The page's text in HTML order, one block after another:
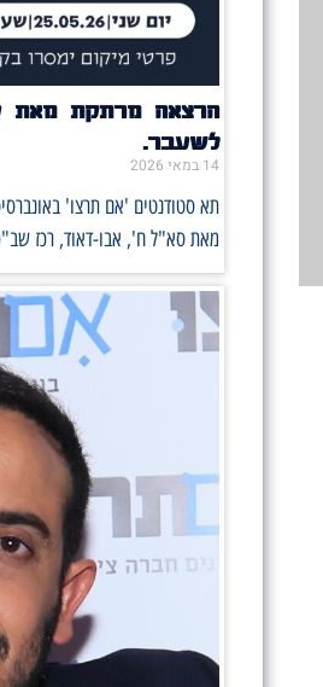
הרצאה מרתקת מאת
לשעבר.
14 במאי 2026
תא סטודנטים 'אם תרצו'
מאת סא"ל ח', אבו-דאוד, רכז